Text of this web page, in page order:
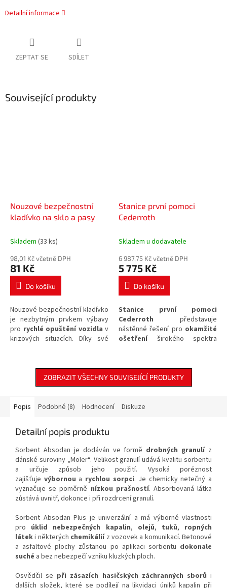
Detailní informace
ZEPTAT SE SDÍLET
Související produkty
Nouzové bezpečnostní
kladívko na sklo a pasy
Skladem (33 ks)
98,01 Kč včetně DPH
81 Kč
Do košíku
Nouzové bezpečnostní kladívko
je nezbytným prvkem výbavy
pro rychlé opuštění vozidla v
krizových situacích. Díky své
integrovanýmřezacím nožem
na bezpečnostní pásy.
Stanice první pomoci
Cederroth
Skladem u dodavatele
6 987,75 Kč včetně DPH
5 775 Kč
Do košíku
Stanice první pomoci
Cederroth představuje
nástěnné řešení pro okamžité
ošetřeníširokého spektra
uspořádání zdravotnického
materiálu zajistíte rychlou reakci
v krizové situaci a efektivní
ZOBRAZIT VŠECHNY SOUVISEJÍCÍ PRODUKTY
Popis Podobné (8) Hodnocení Diskuze
Detailní popis produktu
Sorbent Absodan je dodáván ve formě drobných granulíz
dánské suroviny „Moler“. Velikost granulí udává kvalitu sorbentu
a určuje způsob jeho použití. Vysoká poréznost
zajišťuje výbornou a rychlou sorpci. Je chemicky netečný a
vyznačuje se poměrně nízkou prašností. Absorbovaná látka
zůstává uvnitř, dokonce i při rozdrcení granulí.
Sorbent Absodan Plus je univerzální a má výborné vlastnosti
pro úklid nebezpečných kapalin, olejů, tuků, ropných
láteki některých chemikáliíz vozovek a komunikací. Betonové
a asfaltové plochy zůstanou po aplikaci sorbentu dokonale
suché a bez nebezpečí vzniku kluzkých ploch.
Osvědčil se při zásazích hasičských záchranných sborů i
dalších složek, které se podílejí na likvidaci úniků kapalin při